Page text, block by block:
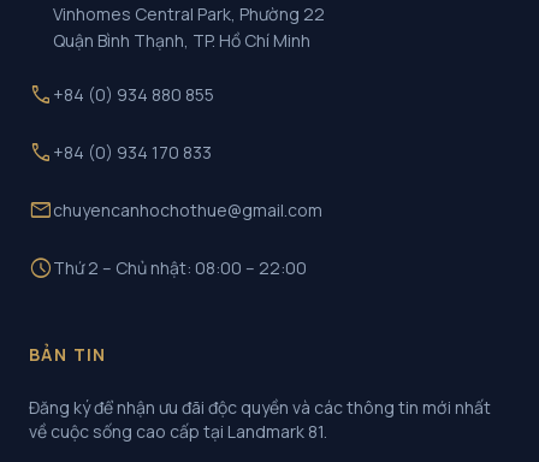
Vinhomes Central Park, Phường 22
Quận Bình Thạnh, TP. Hồ Chí Minh
call +84 (0) 934 880 855
call +84 (0) 934 170 833
mailchuyencanhochothue@gmail.com
scheduleThứ 2 – Chủ nhật: 08:00 – 22:00
BẢN TIN
Đăng ký để nhận ưu đãi độc quyền và các thông tin mới nhất
về cuộc sống cao cấp tại Landmark 81.